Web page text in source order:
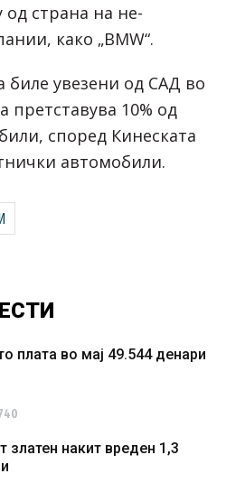
страна на не-
како „BMW“.
биле увезени од САД во
претставува 10% од
според Кинеската
автомобили.
плата во мај 49.544 денари
златен накит вреден 1,3